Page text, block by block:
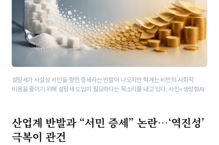
설탕세가 사실상 서민을 향한 증세라는 반발이 나오지만 학계는 비만의 사회적
비용을 줄이기 위해 설탕세 도입이 필요하다는 목소리를 내고 있다. 사진=생성형AI
산업계 반발과 “서민 증세” 논란…‘역진성’
극복이 관건